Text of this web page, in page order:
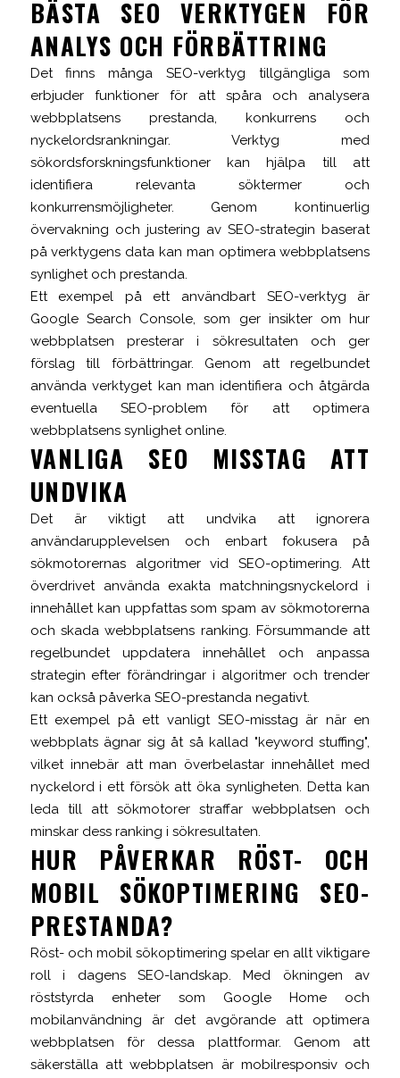
BÄSTA SEO VERKTYGEN FÖR
ANALYS OCH FÖRBÄTTRING
Det finns många SEO-verktyg tillgängliga som
erbjuder funktioner för att spåra och analysera
webbplatsens prestanda, konkurrens och
nyckelordsrankningar. Verktyg med
sökordsforskningsfunktioner kan hjälpa till att
identifiera relevanta söktermer och
konkurrensmöjligheter. Genom kontinuerlig
övervakning och justering av SEO-strategin baserat
på verktygens data kan man optimera webbplatsens
synlighet och prestanda.
Ett exempel på ett användbart SEO-verktyg är
Google Search Console, som ger insikter om hur
webbplatsen presterar i sökresultaten och ger
förslag till förbättringar. Genom att regelbundet
använda verktyget kan man identifiera och åtgärda
eventuella SEO-problem för att optimera
webbplatsens synlighet online.
VANLIGA SEO MISSTAG ATT
UNDVIKA
Det är viktigt att undvika att ignorera
användarupplevelsen och enbart fokusera på
sökmotorernas algoritmer vid SEO-optimering. Att
överdrivet använda exakta matchningsnyckelord i
innehållet kan uppfattas som spam av sökmotorerna
och skada webbplatsens ranking. Försummande att
regelbundet uppdatera innehållet och anpassa
strategin efter förändringar i algoritmer och trender
kan också påverka SEO-prestanda negativt.
Ett exempel på ett vanligt SEO-misstag är när en
webbplats ägnar sig åt så kallad "keyword stuffing",
vilket innebär att man överbelastar innehållet med
nyckelord i ett försök att öka synligheten. Detta kan
leda till att sökmotorer straffar webbplatsen och
minskar dess ranking i sökresultaten.
HUR PÅVERKAR RÖST- OCH
MOBIL SÖKOPTIMERING SEO-
PRESTANDA?
Röst- och mobil sökoptimering spelar en allt viktigare
roll i dagens SEO-landskap. Med ökningen av
röststyrda enheter som Google Home och
mobilanvändning är det avgörande att optimera
webbplatsen för dessa plattformar. Genom att
säkerställa att webbplatsen är mobilresponsiv och